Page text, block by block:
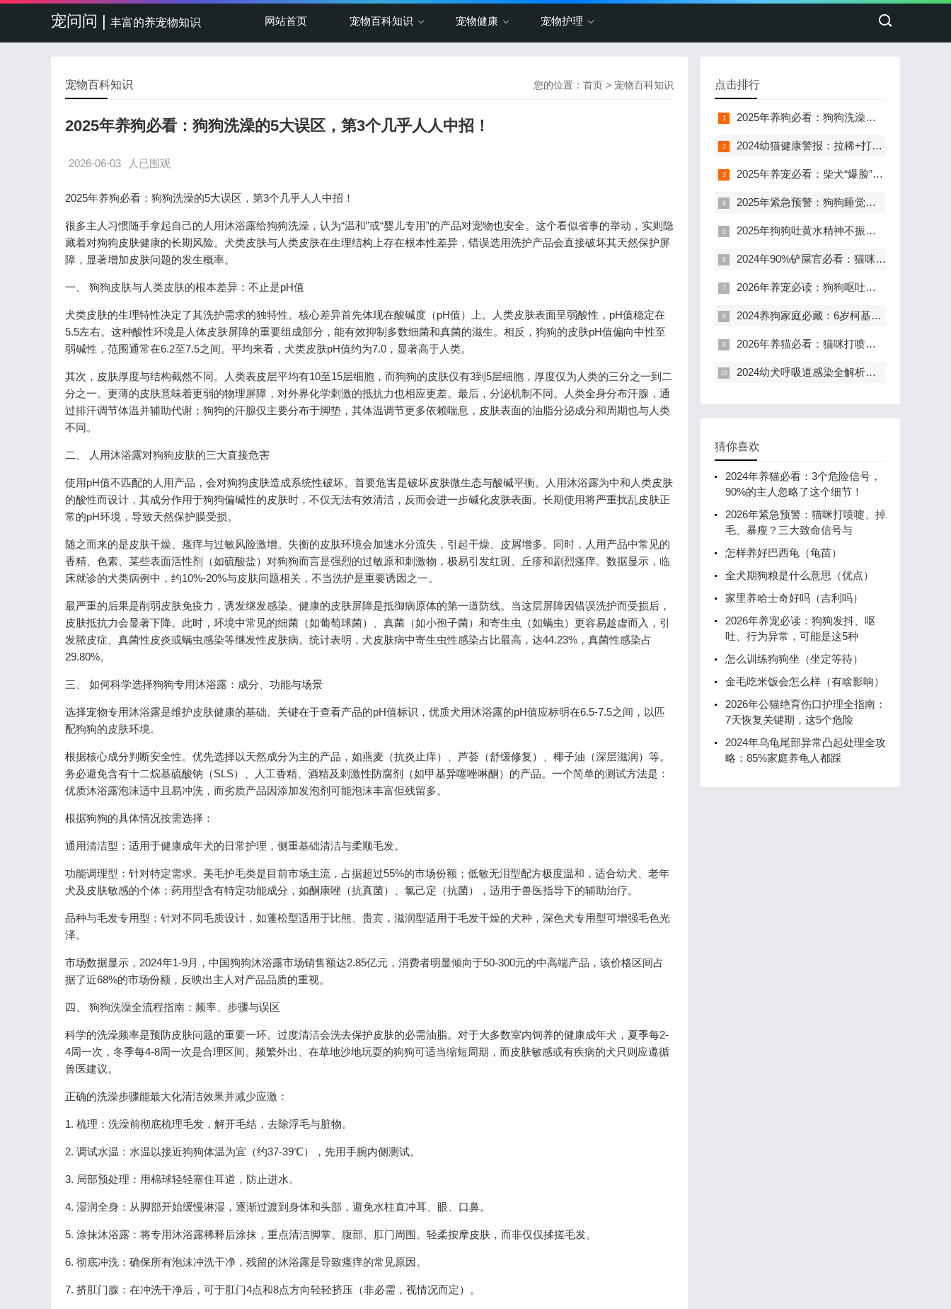
宠问问 | 丰富的养宠物知识 网站首页 宠物百科知识 宠物健康 宠物护理
您的位置： 首页 > 宠物百科知识
宠物百科知识
2025年养狗必看：狗狗洗澡的5大误区，第3个几乎人人中招！
2026-06-03 人已围观
2025年养狗必看：狗狗洗澡的5大误区，第3个几乎人人中招！
很多主人习惯随手拿起自己的人用沐浴露给狗狗洗澡，认为“温和”或“婴儿专用”的产品对宠物也安全。这个看似省事的举动，实则隐
藏着对狗狗皮肤健康的长期风险。犬类皮肤与人类皮肤在生理结构上存在根本性差异，错误选用洗护产品会直接破坏其天然保护屏
障，显著增加皮肤问题的发生概率。
一、 狗狗皮肤与人类皮肤的根本差异：不止是pH值
犬类皮肤的生理特性决定了其洗护需求的独特性。核心差异首先体现在酸碱度（pH值）上。人类皮肤表面呈弱酸性，pH值稳定在
5.5左右。这种酸性环境是人体皮肤屏障的重要组成部分，能有效抑制多数细菌和真菌的滋生。相反，狗狗的皮肤pH值偏向中性至
弱碱性，范围通常在6.2至7.5之间。平均来看，犬类皮肤pH值约为7.0，显著高于人类。
其次，皮肤厚度与结构截然不同。人类表皮层平均有10至15层细胞，而狗狗的皮肤仅有3到5层细胞，厚度仅为人类的三分之一到二
分之一。更薄的皮肤意味着更弱的物理屏障，对外界化学刺激的抵抗力也相应更差。最后，分泌机制不同。人类全身分布汗腺，通
过排汗调节体温并辅助代谢；狗狗的汗腺仅主要分布于脚垫，其体温调节更多依赖喘息，皮肤表面的油脂分泌成分和周期也与人类
不同。
二、 人用沐浴露对狗狗皮肤的三大直接危害
使用pH值不匹配的人用产品，会对狗狗皮肤造成系统性破坏。首要危害是破坏皮肤微生态与酸碱平衡。人用沐浴露为中和人类皮肤
的酸性而设计，其成分作用于狗狗偏碱性的皮肤时，不仅无法有效清洁，反而会进一步碱化皮肤表面。长期使用将严重扰乱皮肤正
常的pH环境，导致天然保护膜受损。
随之而来的是皮肤干燥、瘙痒与过敏风险激增。失衡的皮肤环境会加速水分流失，引起干燥、皮屑增多。同时，人用产品中常见的
香精、色素、某些表面活性剂（如硫酸盐）对狗狗而言是强烈的过敏原和刺激物，极易引发红斑、丘疹和剧烈瘙痒。数据显示，临
床就诊的犬类病例中，约10%-20%与皮肤问题相关，不当洗护是重要诱因之一。
最严重的后果是削弱皮肤免疫力，诱发继发感染。健康的皮肤屏障是抵御病原体的第一道防线。当这层屏障因错误洗护而受损后，
皮肤抵抗力会显著下降。此时，环境中常见的细菌（如葡萄球菌）、真菌（如小孢子菌）和寄生虫（如螨虫）更容易趁虚而入，引
发脓皮症、真菌性皮炎或螨虫感染等继发性皮肤病。统计表明，犬皮肤病中寄生虫性感染占比最高，达44.23%，真菌性感染占
29.80%。
三、 如何科学选择狗狗专用沐浴露：成分、功能与场景
选择宠物专用沐浴露是维护皮肤健康的基础。关键在于查看产品的pH值标识，优质犬用沐浴露的pH值应标明在6.5-7.5之间，以匹
配狗狗的皮肤环境。
根据核心成分判断安全性。优先选择以天然成分为主的产品，如燕麦（抗炎止痒）、芦荟（舒缓修复）、椰子油（深层滋润）等。
务必避免含有十二烷基硫酸钠（SLS）、人工香精、酒精及刺激性防腐剂（如甲基异噻唑啉酮）的产品。一个简单的测试方法是：
优质沐浴露泡沫适中且易冲洗，而劣质产品因添加发泡剂可能泡沫丰富但残留多。
根据狗狗的具体情况按需选择：
通用清洁型：适用于健康成年犬的日常护理，侧重基础清洁与柔顺毛发。
功能调理型：针对特定需求。美毛护毛类是目前市场主流，占据超过55%的市场份额；低敏无泪型配方极度温和，适合幼犬、老年
犬及皮肤敏感的个体；药用型含有特定功能成分，如酮康唑（抗真菌）、氯己定（抗菌），适用于兽医指导下的辅助治疗。
品种与毛发专用型：针对不同毛质设计，如蓬松型适用于比熊、贵宾，滋润型适用于毛发干燥的犬种，深色犬专用型可增强毛色光
泽。
市场数据显示，2024年1-9月，中国狗狗沐浴露市场销售额达2.85亿元，消费者明显倾向于50-300元的中高端产品，该价格区间占
据了近68%的市场份额，反映出主人对产品品质的重视。
四、 狗狗洗澡全流程指南：频率、步骤与误区
科学的洗澡频率是预防皮肤问题的重要一环。过度清洁会洗去保护皮肤的必需油脂。对于大多数室内饲养的健康成年犬，夏季每2-
4周一次，冬季每4-8周一次是合理区间。频繁外出、在草地沙地玩耍的狗狗可适当缩短周期，而皮肤敏感或有疾病的犬只则应遵循
兽医建议。
正确的洗澡步骤能最大化清洁效果并减少应激：
1. 梳理：洗澡前彻底梳理毛发，解开毛结，去除浮毛与脏物。
2. 调试水温：水温以接近狗狗体温为宜（约37-39℃），先用手腕内侧测试。
3. 局部预处理：用棉球轻轻塞住耳道，防止进水。
4. 湿润全身：从脚部开始缓慢淋湿，逐渐过渡到身体和头部，避免水柱直冲耳、眼、口鼻。
5. 涂抹沐浴露：将专用沐浴露稀释后涂抹，重点清洁脚掌、腹部、肛门周围。轻柔按摩皮肤，而非仅仅揉搓毛发。
6. 彻底冲洗：确保所有泡沫冲洗干净，残留的沐浴露是导致瘙痒的常见原因。
7. 挤肛门腺：在冲洗干净后，可于肛门4点和8点方向轻轻挤压（非必需，视情况而定）。
点击排行
2025年养狗必看：狗狗洗澡的5大误区，第3个几乎人人中招！
2024幼猫健康警报：拉稀+打喷嚏，这5步紧急处理法能救它命！
2025年养宠必看：柴犬“爆脸”和猫咪“发腮”的真相，别再被“吃胖就行”忽悠了！
2025年紧急预警：狗狗睡觉呼吸急促？这8种情况可能致命，第3种最常见！
2025年狗狗吐黄水精神不振终极指南：从原因判断到紧急处理，一文掌握
2024年90%铲屎官必看：猫咪尿闭康复后乱尿的7个破解方案
2026年养宠必读：狗狗呕吐腹胀，7成主人忽略的怀孕信号与肠胃危机
2024养狗家庭必藏：6岁柯基绿色血便的7天康复全攻略
2026年养猫必看：猫咪打喷嚏别慌，这7个信号要警惕！
2024幼犬呼吸道感染全解析：7天治疗无效后，这5个检查必须做
猜你喜欢
2024年养猫必看：3个危险信号，
90%的主人忽略了这个细节！
2026年紧急预警：猫咪打喷嚏、掉
毛、暴瘦？三大致命信号与
怎样养好巴西龟（龟苗）
全犬期狗粮是什么意思（优点）
家里养哈士奇好吗（吉利吗）
2026年养宠必读：狗狗发抖、呕
吐、行为异常，可能是这5种
怎么训练狗狗坐（坐定等待）
金毛吃米饭会怎么样（有啥影响）
2026年公猫绝育伤口护理全指南：
7天恢复关键期，这5个危险
2024年乌龟尾部异常凸起处理全攻
略：85%家庭养龟人都踩